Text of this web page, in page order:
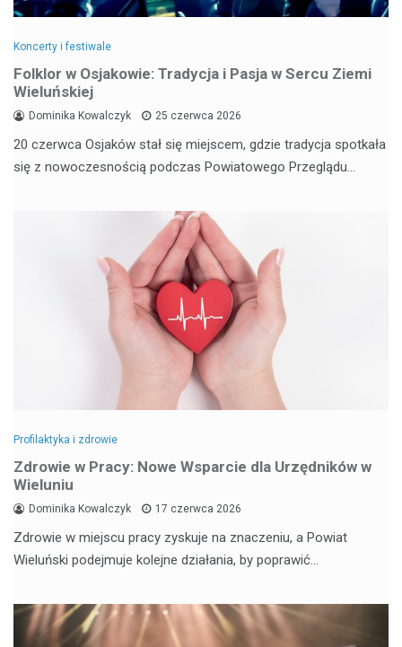
Koncerty i festiwale
Folklor w Osjakowie: Tradycja i Pasja w Sercu Ziemi
Wieluńskiej
Dominika Kowalczyk 25 czerwca 2026
20 czerwca Osjaków stał się miejscem, gdzie tradycja spotkała
się z nowoczesnością podczas Powiatowego Przeglądu…
Profilaktyka i zdrowie
Zdrowie w Pracy: Nowe Wsparcie dla Urzędników w
Wieluniu
Dominika Kowalczyk 17 czerwca 2026
Zdrowie w miejscu pracy zyskuje na znaczeniu, a Powiat
Wieluński podejmuje kolejne działania, by poprawić…